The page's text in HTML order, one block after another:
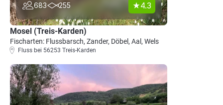
683 255 4.3
Mosel (Treis-Karden)
Fischarten: Flussbarsch, Zander, Döbel, Aal, Wels
Fluss bei 56253 Treis-Karden